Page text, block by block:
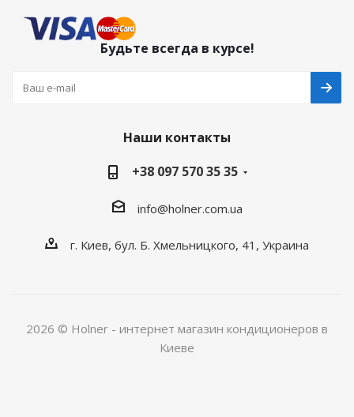
Будьте всегда в курсе!
Наши контакты
+38 097 570 35 35
info@holner.com.ua
г. Киев, бул. Б. Хмельницкого, 41, Украина
2026 © Holner - интернет магазин кондиционеров в
Киеве